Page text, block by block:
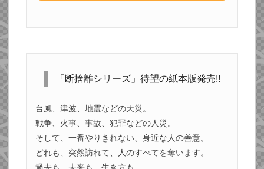
「断捨離シリーズ」待望の紙本版発売!!
台風、津波、地震などの天災。
戦争、火事、事故、犯罪などの人災。
そして、一番やりきれない、身近な人の善意。
どれも、突然訪れて、人のすべてを奪います。
過去も、未来も、生き方も。